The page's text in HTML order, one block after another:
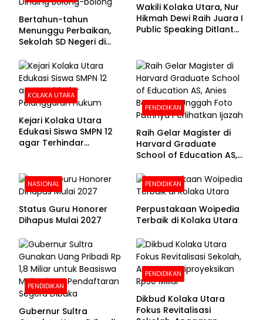
Bertahun-tahun
Menunggu Perbaikan,
Sekolah SD Negeri di
Beralas Tanah dan
Dinding Bolong-bolong
Wakili Kolaka Utara, Nur
Hikmah Dewi Raih Juara I
Public Speaking Ditlantas
Bhayangkara ke-80
KOLAKA UTARA
Kejari Kolaka Utara
Edukasi Siswa SMPN 12
agar Terhindar
PENDIDIKAN
Raih Gelar Magister di
Harvard Graduate
School of Education AS,
Foto Putrinya Perlihatkan
Ijazah
NASIONAL
Status Guru Honorer
Dihapus Mulai 2027
PENDIDIKAN
Perpustakaan Woipedia
Terbaik di Kolaka Utara
PENDIDIKAN
Gubernur Sultra
PENDIDIKAN
Dikbud Kolaka Utara
Fokus Revitalisasi